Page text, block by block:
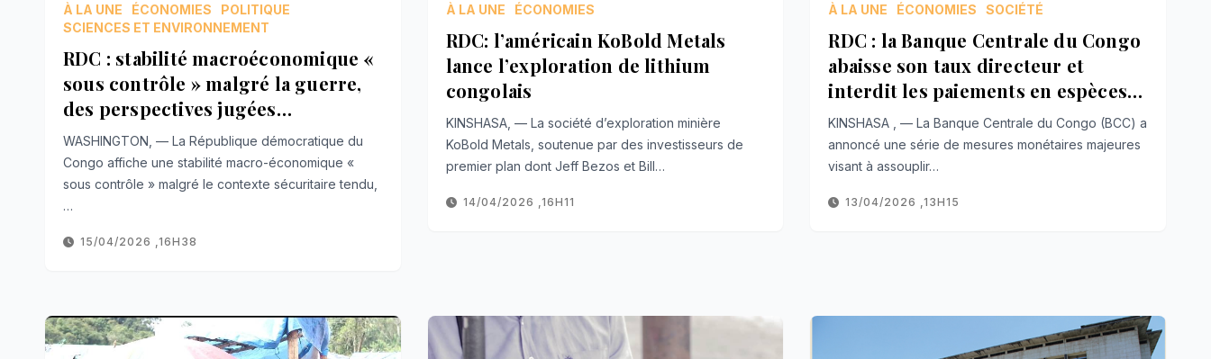
À LA UNE ÉCONOMIES
POLITIQUE
SCIENCES ET ENVIRONNEMENT
RDC : stabilité macroéconomique «
sous contrôle » malgré la guerre,
des perspectives jugées
encourageantes
WASHINGTON, — La République démocratique du
Congo affiche une stabilité macro-économique «
sous contrôle » malgré le contexte sécuritaire tendu,
…
15/04/2026 ,16H38
À LA UNE ÉCONOMIES
RDC: l’américain KoBold Metals
lance l’exploration de lithium
congolais
KINSHASA, — La société d’exploration minière
KoBold Metals, soutenue par des investisseurs de
premier plan dont Jeff Bezos et Bill…
14/04/2026 ,16H11
À LA UNE ÉCONOMIES SOCIÉTÉ
RDC : la Banque Centrale du Congo
abaisse son taux directeur et
interdit les paiements en espèces
en devises
KINSHASA , — La Banque Centrale du Congo (BCC) a
annoncé une série de mesures monétaires majeures
visant à assouplir…
13/04/2026 ,13H15